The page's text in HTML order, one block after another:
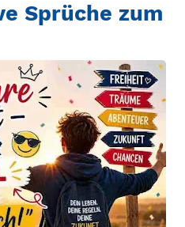
Sprüche zum